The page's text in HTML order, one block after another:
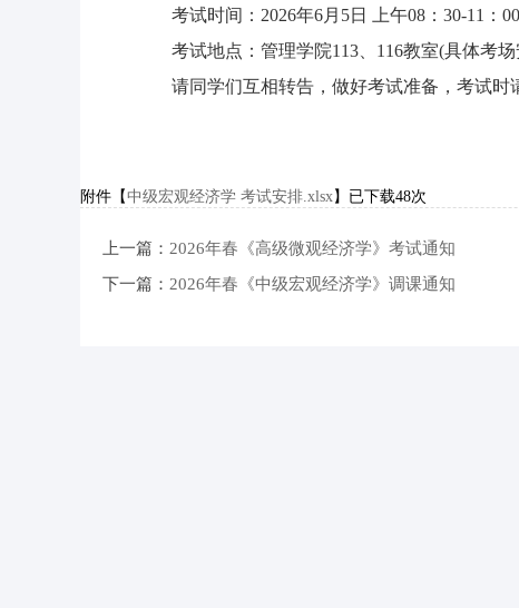
考试时间：2026年6月5日 上午08：30-11：00
考试地点：管理学院113、116教室(具体考场
请同学们互相转告，做好考试准备，考试时
研究生教学管
2026年5
附件【中级宏观经济学 考试安排.xlsx】已下载48次
上一篇： ​2026年春《高级微观经济学》考试通知
下一篇： ​2026年春《中级宏观经济学》调课通知